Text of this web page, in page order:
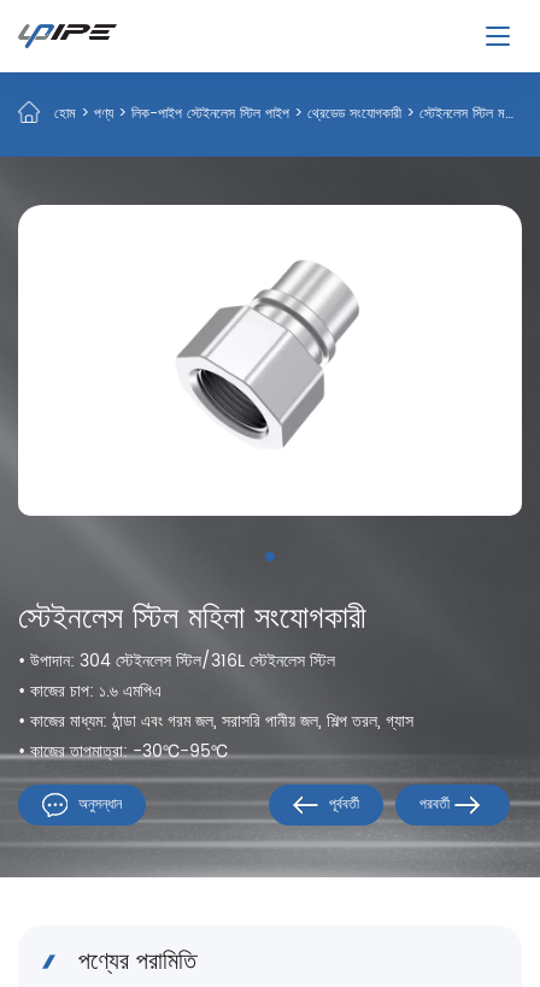
হোম > পণ্য> লিক-পাইপ স্টেইনলেস স্টিল পাইপ > থ্রেডেড সংযোগকারী > স্টেইনলেস স্টিল মহিলা সংযোগকারী
স্টেইনলেস স্টিল মহিলা সংযোগকারী
• উপাদান: 304 স্টেইনলেস স্টিল/316L স্টেইনলেস স্টিল
• কাজের চাপ: ১.৬ এমপিএ
• কাজের মাধ্যম: ঠান্ডা এবং গরম জল, সরাসরি পানীয় জল, শিল্প তরল, গ্যাস
• কাজের তাপমাত্রা: -30℃-95℃
অনুসন্ধান পরবর্তী
পূর্ববর্তী
পণ্যের পরামিতি